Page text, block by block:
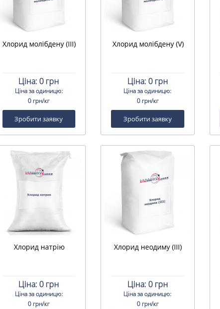
Хлорид молібдену (III)
Ціна: 0 грн
Ціна за одиницю:
0 грн/кг
Зробити заявку
Хлорид молібдену (V)
Ціна:0 грн
Ціна за одиницю:
0 грн/кг
Зробити заявку
Хлорид натрію
Ціна: 0 грн
Ціна за одиницю:
0 грн/кг
Хлорид неодиму (III)
Ціна:0 грн
Ціна за одиницю:
0 грн/кг